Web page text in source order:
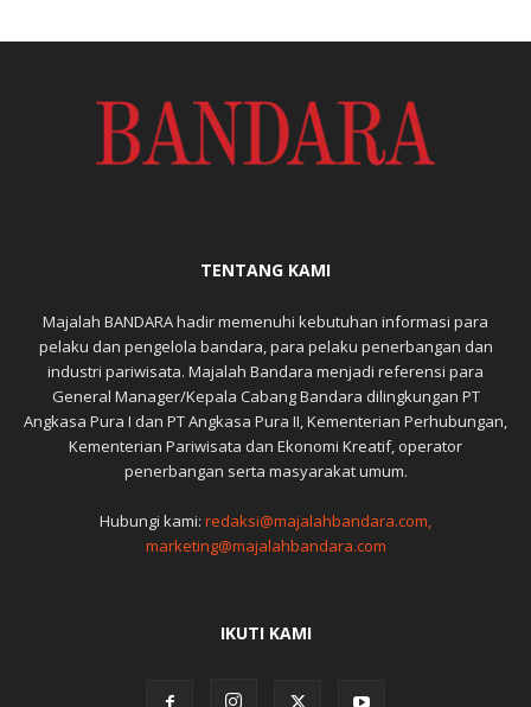
TENTANG KAMI
Majalah BANDARA hadir memenuhi kebutuhan informasi para
pelaku dan pengelola bandara, para pelaku penerbangan dan
industri pariwisata. Majalah Bandara menjadi referensi para
General Manager/Kepala Cabang Bandara dilingkungan PT
Angkasa Pura I dan PT Angkasa Pura II, Kementerian Perhubungan,
Kementerian Pariwisata dan Ekonomi Kreatif, operator
penerbangan serta masyarakat umum.
Hubungi kami: redaksi@majalahbandara.com,
marketing@majalahbandara.com
IKUTI KAMI